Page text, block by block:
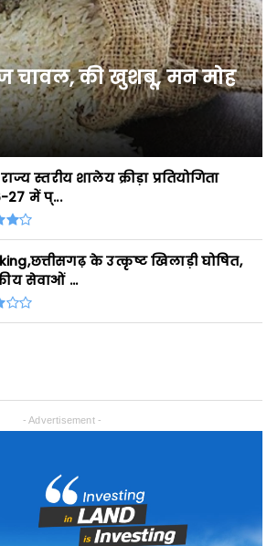
चावल, की खुशबू, मन मोह
स्तरीय शालेय क्रीड़ा प्रतियोगिता
27 में प्...
के उत्कृष्ट खिलाड़ी घोषित,
सेवाओं ...
- Advertisement -